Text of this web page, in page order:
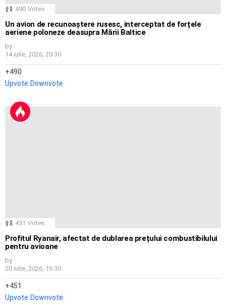
490 Votes
Un avion de recunoaștere rusesc, interceptat de forțele
aeriene poloneze deasupra Mării Baltice
by
14 iulie, 2026, 20:30
490
Upvote Downvote
451 Votes
Profitul Ryanair, afectat de dublarea prețului combustibilului
pentru avioane
by
20 iulie, 2026, 16:30
451
Upvote Downvote